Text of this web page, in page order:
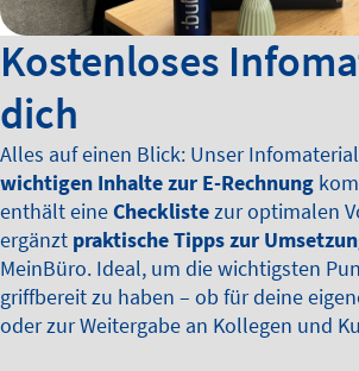
Kostenloses
dich
Alles auf einen Blick: Unser
wichtigen Inhalte zur E-Rechnung
enthält eineChecklistezur optimalen
ergänzt praktische Tipps zur
MeinBüro. Ideal, um die wichtigsten
griffbereit zu haben – ob für deine
oder zur Weitergabe an Kollegen und